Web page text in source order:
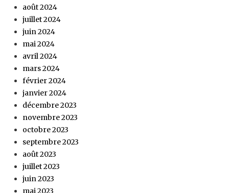
août 2024
juillet 2024
juin 2024
mai 2024
avril 2024
mars 2024
février 2024
janvier 2024
décembre 2023
novembre 2023
octobre 2023
septembre 2023
août 2023
juillet 2023
juin 2023
mai 2023